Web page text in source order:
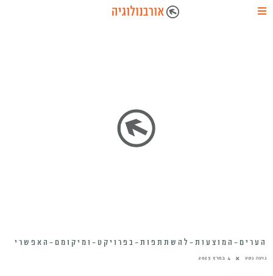
הערים-המוצעות-להשתתפות-בפרויקט-ומיקומם-האפשרי
נועה נטע 4 במרץ 2025